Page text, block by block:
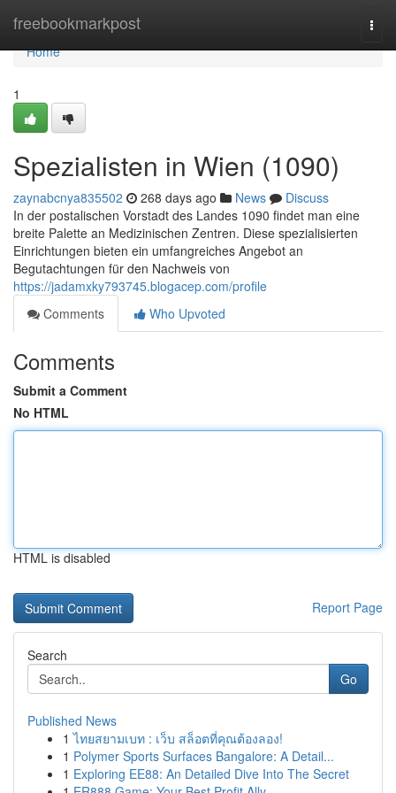
freebookmarkpost
Home
Home
1
Spezialisten in Wien (1090)
zaynabcnya835502 268 days ago News
Discuss
In der postalischen Vorstadt des Landes 1090 findet man eine
breite Palette an Medizinischen Zentren. Diese spezialisierten
Einrichtungen bieten ein umfangreiches Angebot an
Begutachtungen für den Nachweis von
https://jadamxky793745.blogacep.com/profile
Comments
Who Upvoted
Comments
Submit a Comment
No HTML
HTML is disabled
Report Page
Search
Go
Published News
1 ไทยสยามเบท : เว็บ สล็อตที่คุณต้องลอง!
1 Polymer Sports Surfaces Bangalore: A Detail...
1 Exploring EE88: An Detailed Dive Into The Secret